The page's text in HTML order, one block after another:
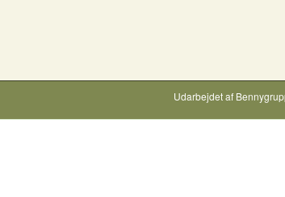
Udarbejdet af